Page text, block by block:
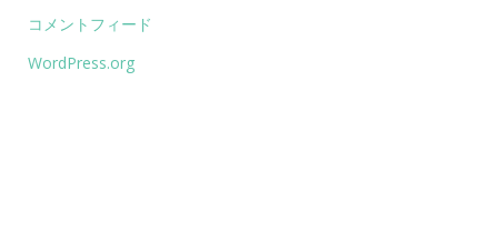
コメントフィード
WordPress.org